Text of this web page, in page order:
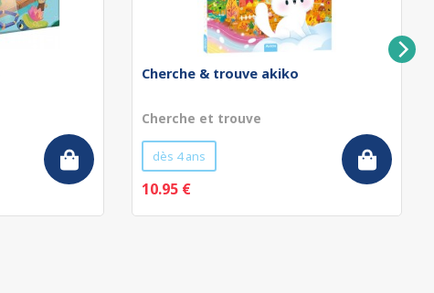
Cherche & trouve akiko
Cherche et trouve
dès 4 ans
10.95 €